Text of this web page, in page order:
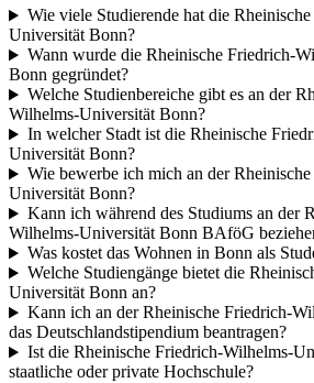
Wie viele Studierende hat die
Universität Bonn?
Wann wurde die Rheinische Friedrich-
Bonn gegründet?
Welche Studienbereiche gibt es an der
Wilhelms-Universität Bonn?
In welcher Stadt ist die Rheinische
Universität Bonn?
Wie bewerbe ich mich an der
Universität Bonn?
Kann ich während des Studiums an der
Wilhelms-Universität Bonn BAföG
Was kostet das Wohnen in Bonn als
Welche Studiengänge bietet die
Universität Bonn an?
Kann ich an der Rheinische Friedrich-
das Deutschlandstipendium beantragen?
Ist die Rheinische Friedrich-Wilhelms-
staatliche oder private Hochschule?